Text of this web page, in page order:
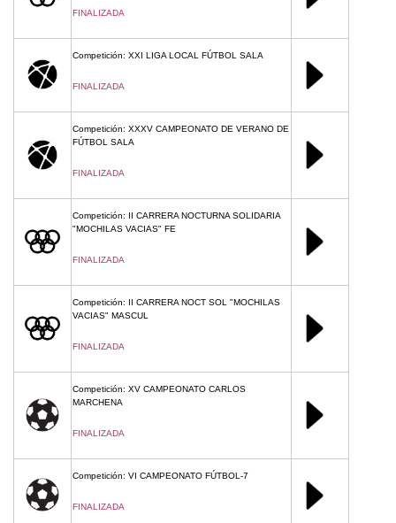
FINALIZADA
Competición: XXI LIGA LOCAL FÚTBOL SALA
FINALIZADA
Competición: XXXV CAMPEONATO DE VERANO DE
FÚTBOL SALA
FINALIZADA
Competición: II CARRERA NOCTURNA SOLIDARIA
"MOCHILAS VACIAS" FE
FINALIZADA
Competición: II CARRERA NOCT SOL "MOCHILAS
VACIAS" MASCUL
FINALIZADA
Competición: XV CAMPEONATO CARLOS
MARCHENA
FINALIZADA
Competición: VI CAMPEONATO FÚTBOL-7
FINALIZADA